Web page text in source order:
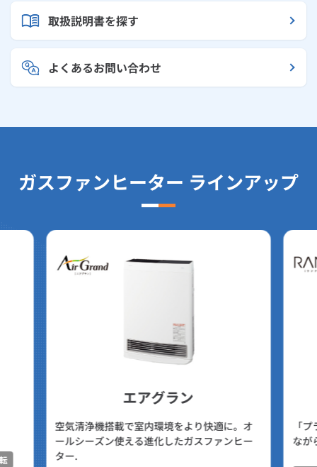
取扱説明書を探す
よくあるお問い合わせ
ガスファンヒーター ラインアップ
エアグラン
空気清浄機搭載で室内環境をより快適に。オ
ールシーズン使える進化したガスファンヒー
ター.
「
なが